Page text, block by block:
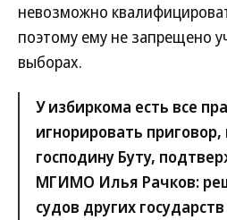
невозможно
поэтому ему не запрещено
выборах.
У избиркома есть все
игнорировать
господину Буту,
МГИМО Илья Рачков:
судов других